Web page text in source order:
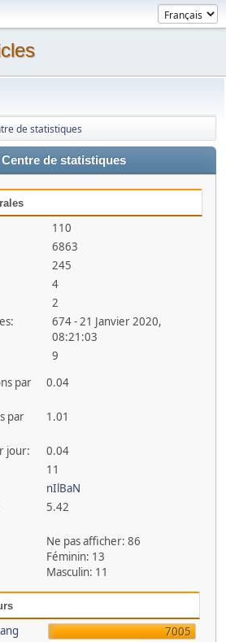
de statistiques
de statistiques
110
6863
245
4
2
674 - 21 Janvier 2020,
08:21:03
9
par
0.04
par
1.01
jour:
0.04
11
nIlBaN
5.42
Ne pas afficher: 86
Féminin: 13
Masculin: 11
7005